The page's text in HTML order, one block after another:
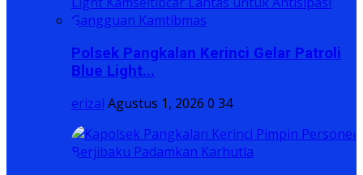
Polsek Pangkalan Kerinci Gelar Patroli
Blue Light...
erizal Agustus 1, 2026 0 34